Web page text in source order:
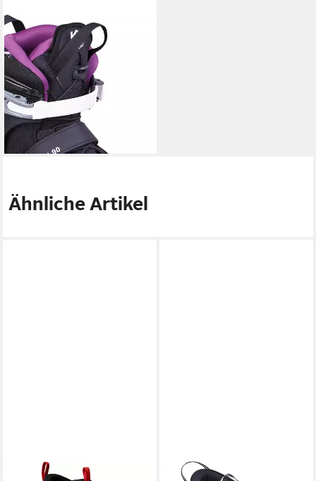
K2
Inlineskates K2 HELENA 90 II
SPEEDLACE LTD Inline Skate
inkl Schlittschuh Eiskufen
(1)
194,90 €
-35%
lieferbar - in 2-3 Werktagen bei dir
Ähnliche Artikel